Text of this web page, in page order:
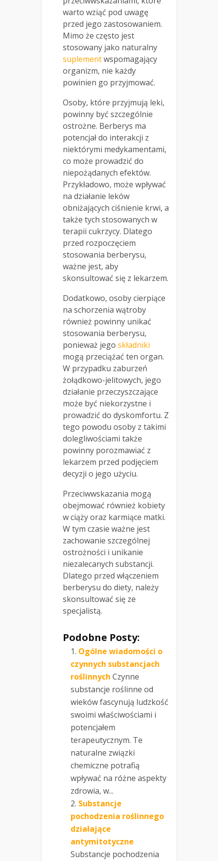
warto wziąć pod uwagę
przed jego zastosowaniem.
Mimo że często jest
stosowany jako naturalny
suplementwspomagający
organizm, nie każdy
powinien go przyjmować.
Osoby, które przyjmują leki,
powinny być szczególnie
ostrożne. Berberys ma
potencjał do interakcji z
niektórymi medykamentami,
co może prowadzić do
niepożądanych efektów.
Przykładowo, może wpływać
na działanie leków
obniżających ciśnienie krwi, a
także tych stosowanych w
terapii cukrzycy. Dlatego
przed rozpoczęciem
stosowania berberysu,
ważne jest, aby
skonsultować się z lekarzem.
Dodatkowo, osoby cierpiące
na schorzenia wątroby
również powinny unikać
stosowania berberysu,
ponieważ jego składniki
mogą przeciążać ten organ.
W przypadku zaburzeń
żołądkowo-jelitowych, jego
działanie przeczyszczające
może być niekorzystne i
prowadzić do dyskomfortu. Z
tego powodu osoby z takimi
dolegliwościami także
powinny porozmawiać z
lekarzem przed podjęciem
decyzji o jego użyciu.
Przeciwwskazania mogą
obejmować również kobiety
w ciąży oraz karmiące matki.
W tym czasie ważne jest
zachowanie szczególnej
ostrożności i unikanie
niezalecanych substancji.
Dlatego przed włączeniem
berberysu do diety, należy
skonsultować się ze
specjalistą.
Podobne Posty:
Ogólne wiadomości o
czynnych substancjach
roślinnych Czynne
substancje roślinne od
wieków fascynują ludzkość
swoimi właściwościami i
potencjałem
terapeutycznym. Te
naturalne związki
chemiczne potrafią
wpływać na różne aspekty
zdrowia, w...
Substancje
pochodzenia roślinnego
działające
antymitotyczne
Substancje pochodzenia